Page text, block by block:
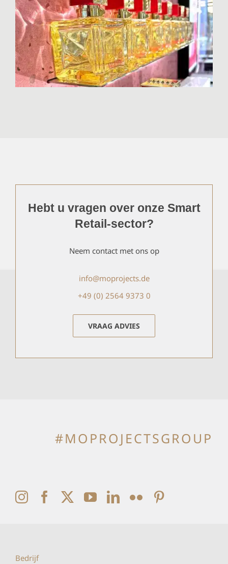
Hebt u vragen over onze Smart
Retail-sector?
Neem contact met ons op
info@moprojects.de
+49 (0) 2564 9373 0
VRAAG ADVIES
#MOPROJECTSGROUP
Bedrijf